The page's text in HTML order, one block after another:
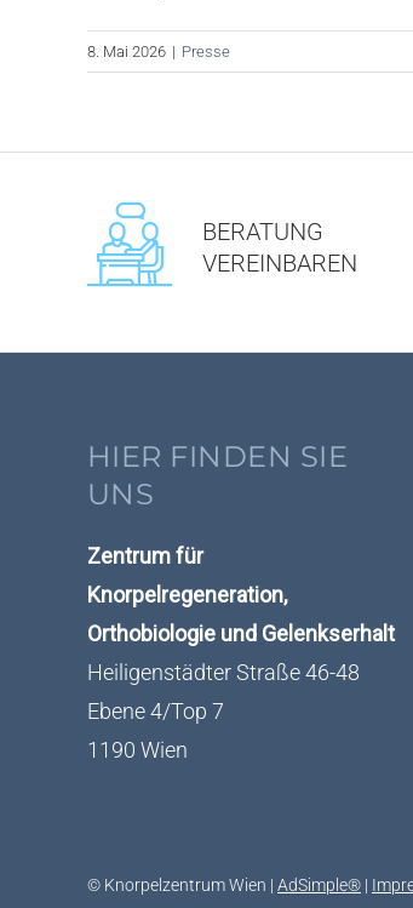
8. Mai 2026 | Presse
BERATUNG
VEREINBAREN
HIER FINDEN SIE
UNS
Zentrum für
Knorpelregeneration,
Orthobiologie und Gelenkserhalt
Heiligenstädter Straße 46-48
Ebene 4/Top 7
1190 Wien
© Knorpelzentrum Wien | AdSimple®|